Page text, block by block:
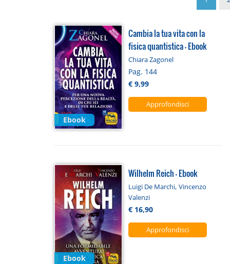
Ebook
Cambia la tua vita con la
fisica quantistica - Ebook
Chiara Zagonel
Pag. 144
€ 9,99
Approfondisci
Ebook
Wilhelm Reich - Ebook
Luigi De Marchi,Vincenzo
Valenzi
€ 16,90
Approfondisci